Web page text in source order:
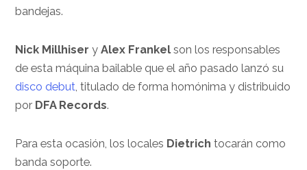
bandejas.
Nick Millhiser yAlex Frankelson los responsables
de esta máquina bailable que el año pasado lanzó su
disco debut, titulado de forma homónima y distribuido
por DFA Records.
Para esta ocasión, los locales Dietrich tocarán como
banda soporte.